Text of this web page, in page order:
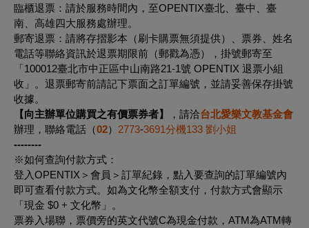
臨櫃退票 ：請於服務時間內，至OPENTIX臺北、臺中、臺
南、高雄四大服務處辦理。
郵寄退票 ：請將存摺影本（刷卡購票無須提供）、票券、姓名
電話等聯絡資訊於退票期限前（郵戳為憑），掛號郵寄至
「100012臺北市中正區中山南路21-1號 OPENTIX 退票小組
收」。退票郵寄前請記下票面之訂單編號，並請妥善保存掛號
收據。
【向主辦單位購買之有價票券者】
，請洽台北愛樂文教基金會
辦理，聯絡電話（02） 2773-3691分機133 劉小姐
--------
※如何查詢付款方式：
登入OPENTIX＞會員＞訂單紀錄，點入要查詢的訂單編號內
即可查看付款方式。如為文化幣全額支付，付款方式會顯示
「現金 $0 + 文化幣」。
票券入場聯，票價旁的英文代號C為現金付款，ATM為ATM轉